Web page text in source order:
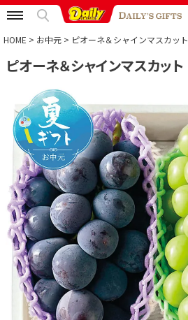
特集から選ぶ
予算から選ぶ
カテゴリから選ぶ
贈る相手から選ぶ
HOME お中元 ピオーネ＆シャインマスカット
ピオーネ＆シャインマスカット